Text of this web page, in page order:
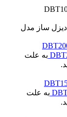
10اسب دیزل ساز مدل
به علت
به علت